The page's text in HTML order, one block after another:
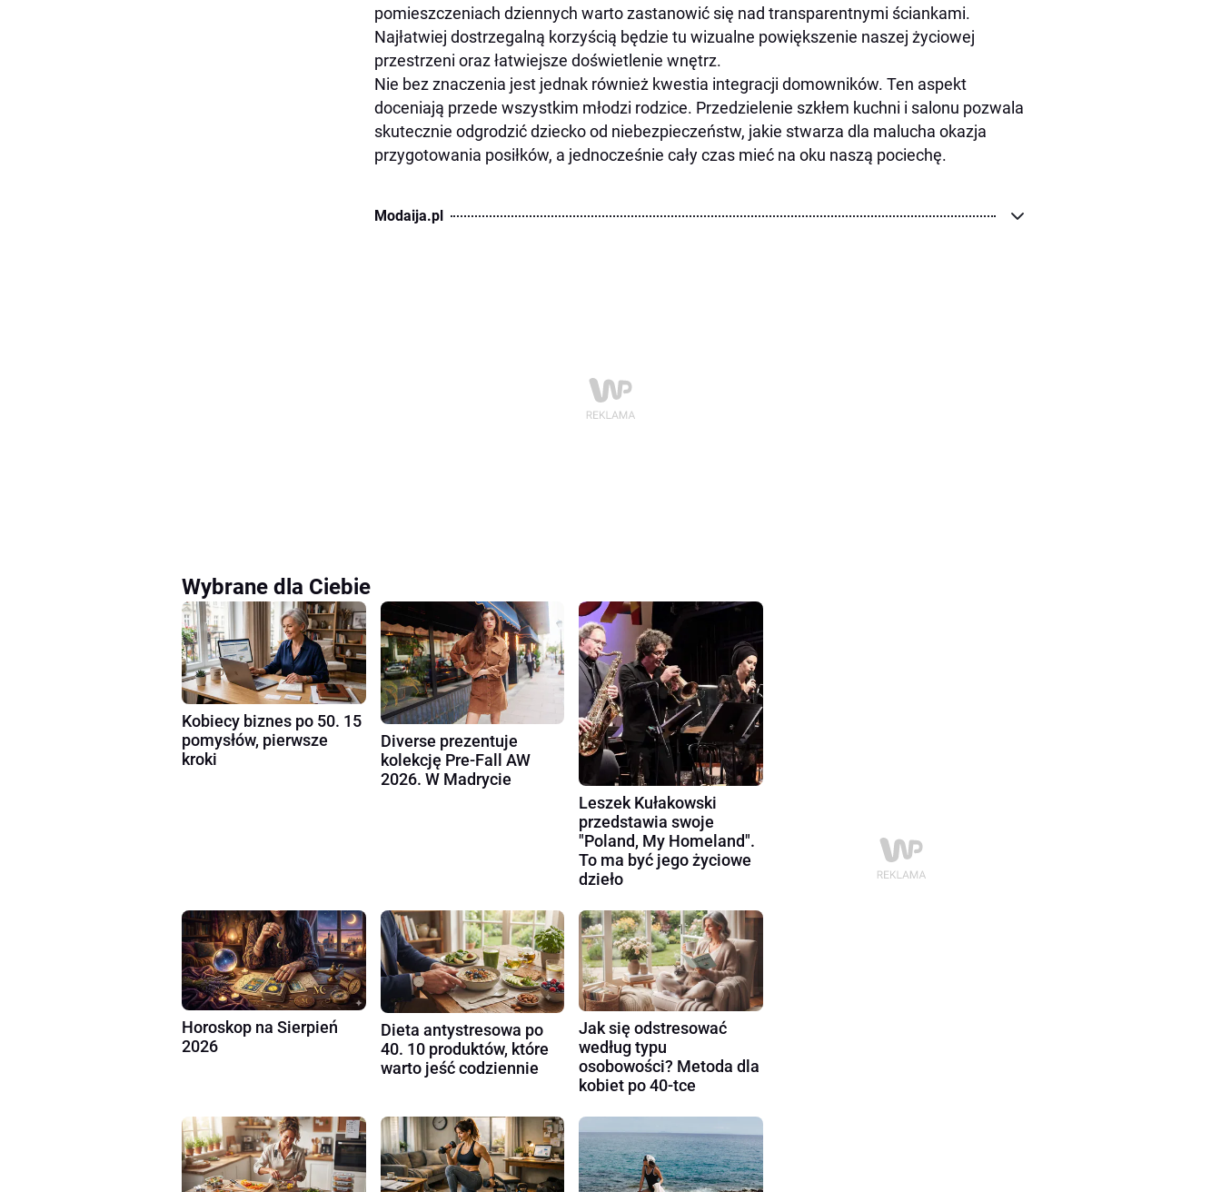
pomieszczeniach dziennych warto zastanowić się nad transparentnymi ściankami.
Najłatwiej dostrzegalną korzyścią będzie tu wizualne powiększenie naszej życiowej
przestrzeni oraz łatwiejsze doświetlenie wnętrz.
Nie bez znaczenia jest jednak również kwestia integracji domowników. Ten aspekt
doceniają przede wszystkim młodzi rodzice. Przedzielenie szkłem kuchni i salonu pozwala
skutecznie odgrodzić dziecko od niebezpieczeństw, jakie stwarza dla malucha okazja
przygotowania posiłków, a jednocześnie cały czas mieć na oku naszą pociechę.
Modaija.pl
Wybrane dla Ciebie
Kobiecy biznes po 50. 15
pomysłów, pierwsze
kroki
Diverse prezentuje
kolekcję Pre-Fall AW
2026. W Madrycie
Leszek Kułakowski
przedstawia swoje
"Poland, My Homeland".
To ma być jego życiowe
dzieło
Horoskop na Sierpień
2026
Dieta antystresowa po
40. 10 produktów, które
warto jeść codziennie
Jak się odstresować
według typu
osobowości? Metoda dla
kobiet po 40-tce